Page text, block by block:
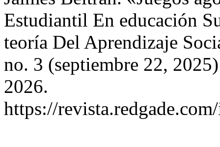
Estudiantil En educación
teoría Del Aprendizaje
no. 3 (septiembre 22,
2026.
https://